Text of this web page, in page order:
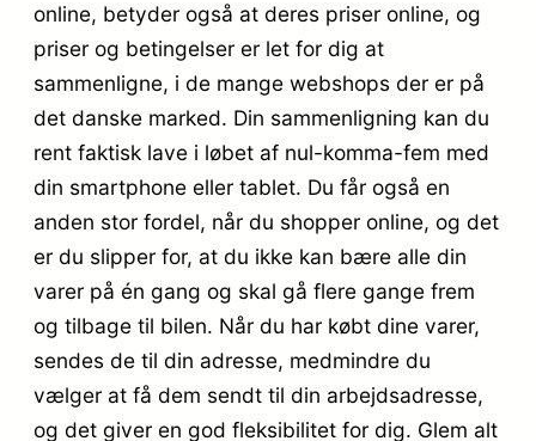
online, betyder også at deres priser online, og
priser og betingelser er let for dig at
sammenligne, i de mange webshops der er på
det danske marked. Din sammenligning kan du
rent faktisk lave i løbet af nul-komma-fem med
din smartphone eller tablet. Du får også en
anden stor fordel, når du shopper online, og det
er du slipper for, at du ikke kan bære alle din
varer på én gang og skal gå flere gange frem
og tilbage til bilen. Når du har købt dine varer,
sendes de til din adresse, medmindre du
vælger at få dem sendt til din arbejdsadresse,
og det giver en god fleksibilitet for dig. Glem alt